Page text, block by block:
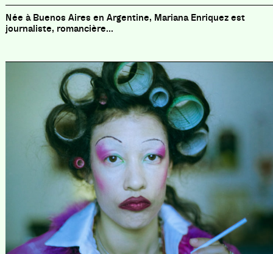
Née à Buenos Aires en Argentine, Mariana Enriquez est
journaliste, romancière...